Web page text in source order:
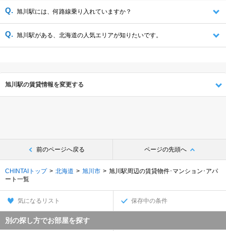
旭川駅には、何路線乗り入れていますか？
旭川駅がある、北海道の人気エリアが知りたいです。
旭川駅の賃貸情報を変更する
前のページへ戻る ページの先頭へ
CHINTAIトップ 北海道 旭川市
旭川駅周辺の賃貸物件･マンション･アパ
ート一覧
気になるリスト 保存中の条件
別の探し方でお部屋を探す